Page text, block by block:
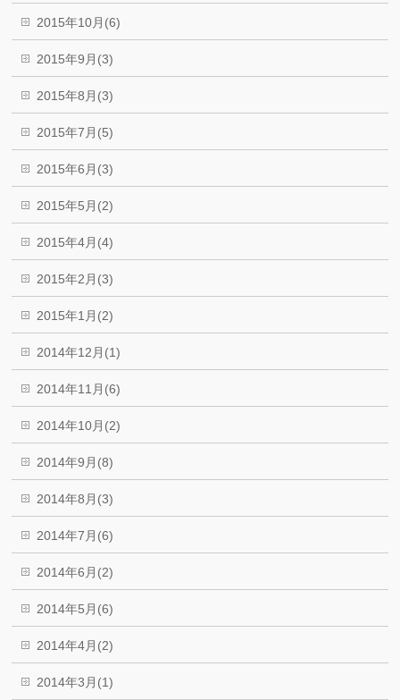
2015年10月(6)
2015年9月(3)
2015年8月(3)
2015年7月(5)
2015年6月(3)
2015年5月(2)
2015年4月(4)
2015年2月(3)
2015年1月(2)
2014年12月(1)
2014年11月(6)
2014年10月(2)
2014年9月(8)
2014年8月(3)
2014年7月(6)
2014年6月(2)
2014年5月(6)
2014年4月(2)
2014年3月(1)